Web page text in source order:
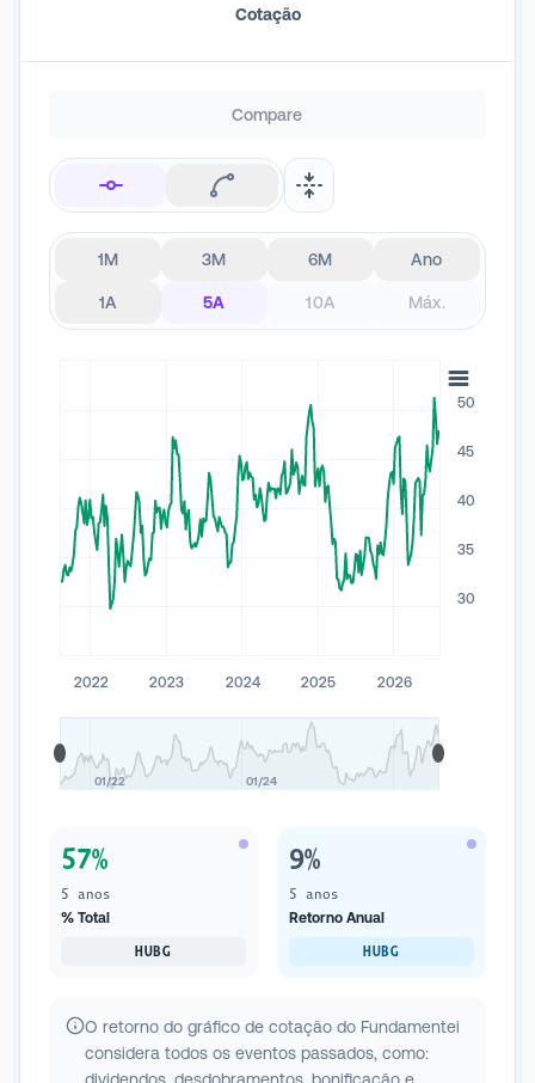
Cotação
1M 3M 6M Ano
1A 5A 10A Máx.
Compare
2022 2023 2024 2025 2026
01/22 01/24
30
35
40
45
50
57%
5 anos
% Total
HUBG
9%
5 anos
Retorno Anual
HUBG
O retorno do gráfico de cotação do Fundamentei
considera todos os eventos passados, como: